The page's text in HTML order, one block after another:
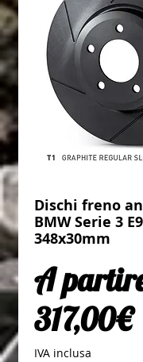
Dischi freno
BMW Serie 3
348x30mm
A
317,00€
IVA inclusa